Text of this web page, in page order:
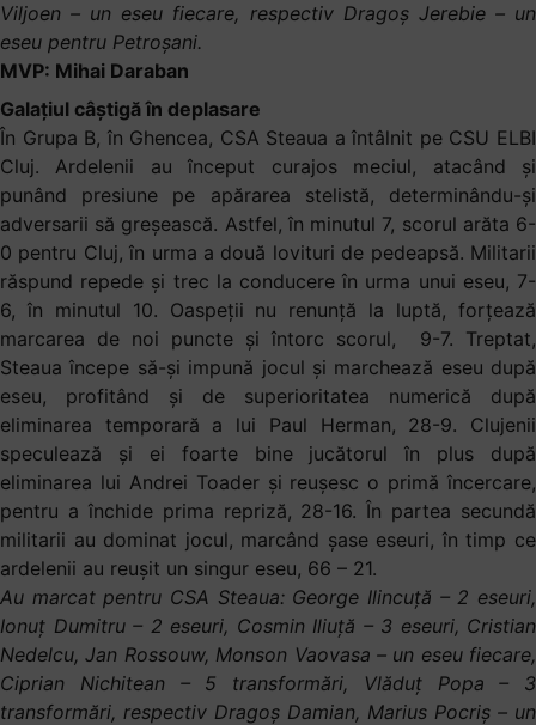
Viljoen – un eseu fiecare, respectiv Dragoș Jerebie – un
eseu pentru Petroșani.
MVP: Mihai Daraban
Galațiul câștigă în deplasare
În Grupa B, în Ghencea, CSA Steaua a întâlnit pe CSU ELBI
Cluj. Ardelenii au început curajos meciul, atacând și
punând presiune pe apărarea stelistă, determinându-și
adversarii să greșească. Astfel, în minutul 7, scorul arăta 6-
0 pentru Cluj, în urma a două lovituri de pedeapsă. Militarii
răspund repede și trec la conducere în urma unui eseu, 7-
6, în minutul 10. Oaspeții nu renunță la luptă, forțează
marcarea de noi puncte și întorc scorul, 9-7. Treptat,
Steaua începe să-și impună jocul și marchează eseu după
eseu, profitând și de superioritatea numerică după
eliminarea temporară a lui Paul Herman, 28-9. Clujenii
speculează și ei foarte bine jucătorul în plus după
eliminarea lui Andrei Toader și reușesc o primă încercare,
pentru a închide prima repriză, 28-16. În partea secundă
militarii au dominat jocul, marcând șase eseuri, în timp ce
ardelenii au reușit un singur eseu, 66 – 21.
Au marcat pentru CSA Steaua: George Ilincuță – 2 eseuri,
Ionuț Dumitru – 2 eseuri, Cosmin Iliuță – 3 eseuri, Cristian
Nedelcu, Jan Rossouw, Monson Vaovasa – un eseu fiecare,
Ciprian Nichitean – 5 transformări, Vlăduț Popa – 3
transformări, respectiv Dragoș Damian, Marius Pocriș – un